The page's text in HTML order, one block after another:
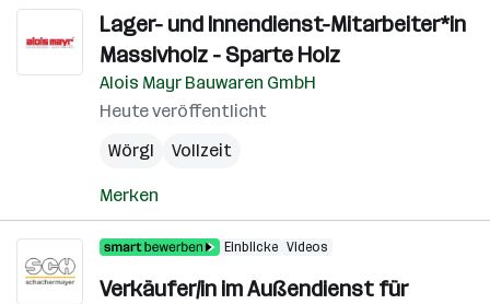
Lager- und Innendienst-Mitarbeiter*in
Massivholz - Sparte Holz
Alois Mayr Bauwaren GmbH
Heute veröffentlicht
Wörgl
Vollzeit
Merken
Einblicke Videos
Verkäufer/in im Außendienst für